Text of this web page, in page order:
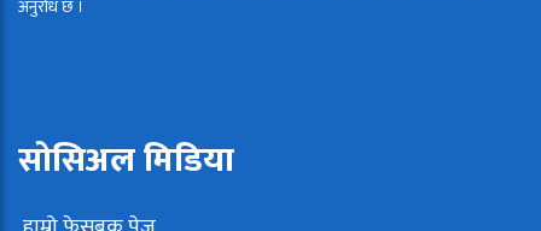
अनुरोध छ ।
सोसिअल मिडिया